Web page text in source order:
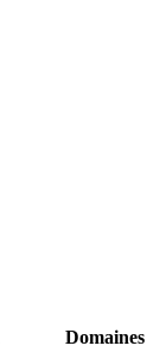
Domaines